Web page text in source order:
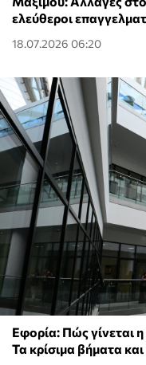
ελεύθεροι
18.07.2026 06:20
Εφορία: Πώς γίνεται
Τα κρίσιμα βήματα και